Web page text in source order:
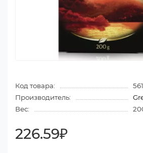
Код товара:
Производитель:
Вес:
226.59₽